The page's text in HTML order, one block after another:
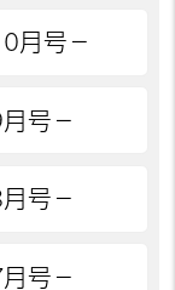
月号－
号－
号－
号－